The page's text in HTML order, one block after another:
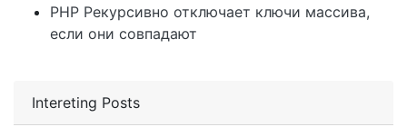
Intereting Posts
PHP Рекурсивно отключает ключи массива,
если они совпадают